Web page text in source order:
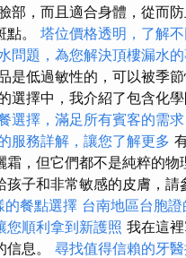
部，而且適合身體，從而
點。 塔位價格透明，了解
問題，為您解決頂樓漏水
是低過敏性的，可以被季
選擇中，我介紹了包含化
選擇，滿足所有賓客的需求
服務詳解，讓您了解更多
霜，但它們都不是純粹的物
孩子和非常敏感的皮膚，請
餐點選擇 台南地區台胞
您順利拿到新護照 我在這
信息。 尋找值得信賴的牙